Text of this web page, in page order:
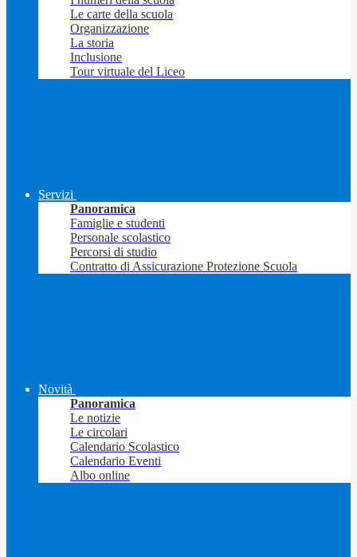
Le carte della scuola
Organizzazione
La storia
Inclusione
Tour virtuale del Liceo
Servizi
Panoramica
Famiglie e studenti
Personale scolastico
Percorsi di studio
Contratto di Assicurazione Protezione Scuola
Novità
Panoramica
Le notizie
Le circolari
Calendario Scolastico
Calendario Eventi
Albo online